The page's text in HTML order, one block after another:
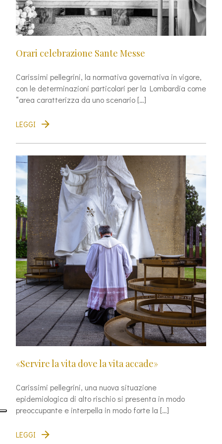
Orari celebrazione Sante Messe
Carissimi pellegrini, la normativa governativa in vigore,
con le determinazioni particolari per la Lombardia come
“area caratterizza da uno scenario […]
LEGGI
«Servire la vita dove la vita accade»
Carissimi pellegrini, una nuova situazione
epidemiologica di alto rischio si presenta in modo
preoccupante e interpella in modo forte la […]
LEGGI